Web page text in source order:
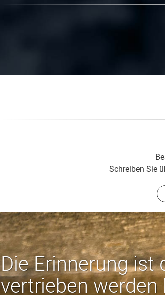
Schreiben Sie
Die Erinnerung ist
vertrieben werden